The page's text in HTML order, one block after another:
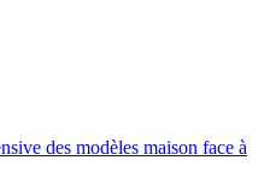
des modèles maison face à